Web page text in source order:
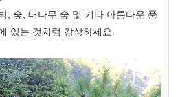
, 숲, 대나무 숲 및 기타 아름다운 풍
있는 것처럼 감상하세요.